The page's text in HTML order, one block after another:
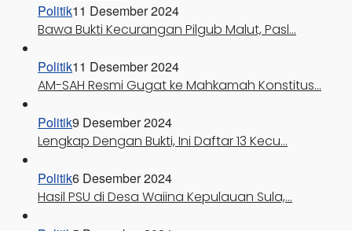
Politik11 Desember 2024
Bawa Bukti Kecurangan Pilgub Malut, Pasl…
Politik11 Desember 2024
AM-SAH Resmi Gugat ke Mahkamah Konstitus…
Politik9 Desember 2024
Lengkap Dengan Bukti, Ini Daftar 13 Kecu…
Politik6 Desember 2024
Hasil PSU di Desa Waiina Kepulauan Sula,…